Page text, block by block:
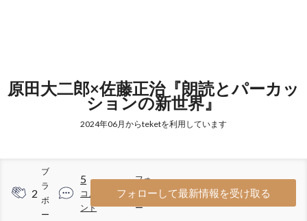
原田大二郎×佐藤正治『朗読とパーカッ
ションの新世界』
2024年06月からteketを利用しています
2
ブ
ラ
ボ
ー
5
コメ
ント
39
フォ
ロワ
ー
フォローして最新情報を受け取る